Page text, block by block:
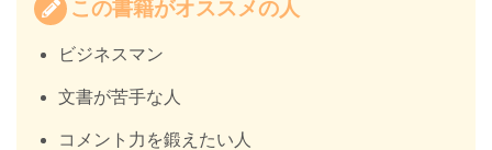
この書籍がオススメの人
ビジネスマン
文書が苦手な人
コメント力を鍛えたい人